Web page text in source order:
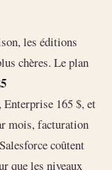
les éditions
chères. Le plan
Enterprise 165 $, et
mois, facturation
coûtent
que les niveaux